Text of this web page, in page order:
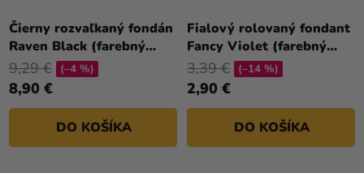
Čierny rozvaľkaný fondán
Raven Black (farebný
fondán) 430 g
8,90 €
9,29 € (–4 %)
DO KOŠÍKA
Fialový rolovaný fondant
Fancy Violet (farebný
fondán) 250g
2,90 €
3,39 € (–14 %)
DO KOŠÍKA